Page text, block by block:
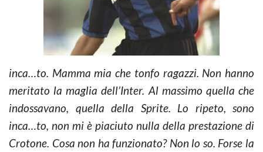
inca…to. Mamma mia che tonfo ragazzi. Non hanno
meritato la maglia dell’Inter. Al massimo quella che
indossavano, quella della Sprite. Lo ripeto, sono
inca…to, non mi è piaciuto nulla della prestazione di
Crotone. Cosa non ha funzionato? Non lo so. Forse la